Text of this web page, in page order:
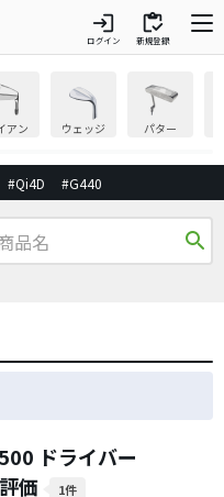
login
ログイン
inventory
新規登録
アン ウェッジ パター
#Qi4D #G440
search
ドライバー
価
1件